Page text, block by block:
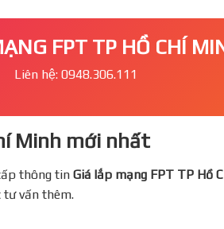
FPT TP HỒ CHÍ
Liên hệ: 0948.306.111
Minh mới nhất
thông tin Giá lắp mạng FPT TP Hồ
tư vấn thêm.